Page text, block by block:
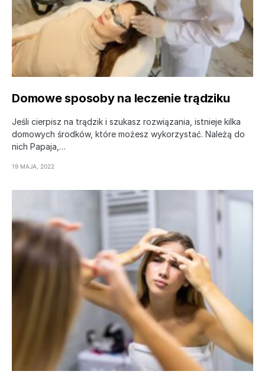
Domowe sposoby na leczenie trądziku
Jeśli cierpisz na trądzik i szukasz rozwiązania, istnieje kilka
domowych środków, które możesz wykorzystać. Należą do
nich Papaja,…
19 MAJA, 2022